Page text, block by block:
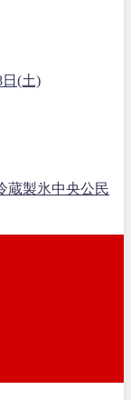
(土)
蔵製氷中央公民